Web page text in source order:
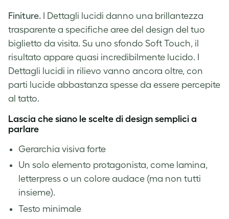
Finiture. I Dettagli lucidi danno una brillantezza
trasparente a specifiche aree del design del tuo
biglietto da visita. Su uno sfondo Soft Touch, il
risultato appare quasi incredibilmente lucido. I
Dettagli lucidi in rilievo vanno ancora oltre, con
parti lucide abbastanza spesse da essere percepite
al tatto.
Lascia che siano le scelte di design semplici a
parlare
Gerarchia visiva forte
Un solo elemento protagonista, come lamina,
letterpress o un colore audace (ma non tutti
insieme).
Testo minimale